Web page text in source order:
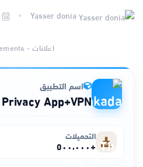
الألعاب
ذكاء اصطناعي
اعلانات - Advertisements
اسم التطبيق
التحميلات
+٥٠٠٬٠٠٠